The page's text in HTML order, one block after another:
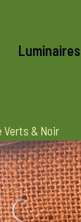
Luminaires
Verts & Noir